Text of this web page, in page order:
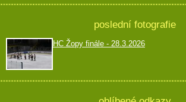
poslední fotografie
HC Žopy finále - 28.3.2026